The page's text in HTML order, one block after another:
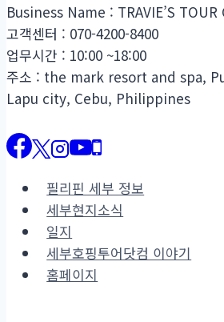
Business Name : TRAVIE’S TOUR
고객센터 : 070-4200-8400
업무시간 : 10:00 ~18:00
주소 : the mark resort and spa,
Lapu city, Cebu, Philippines
필리핀 세부 정보
세부현지소식
일지
세부호핑투어닷컴 이야기
홈페이지